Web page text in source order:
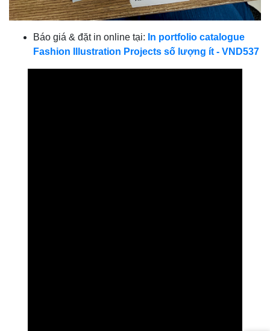
Báo giá & đặt in online tại: In portfolio catalogue
Fashion Illustration Projects số lượng ít - VND537